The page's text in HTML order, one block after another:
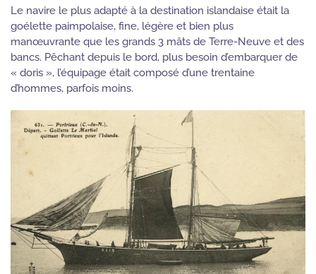
Le navire le plus adapté à la destination islandaise était la
goélette paimpolaise, fine, légère et bien plus
manœuvrante que les grands 3 mâts de Terre-Neuve et des
bancs. Pêchant depuis le bord, plus besoin d’embarquer de
« doris », l’équipage était composé d’une trentaine
d’hommes, parfois moins.